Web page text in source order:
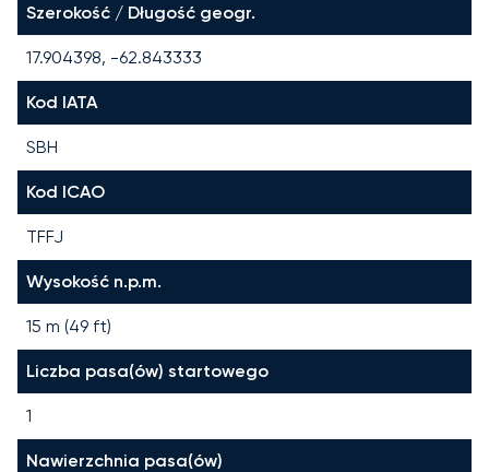
Szerokość / Długość geogr.
17.904398, -62.843333
Kod IATA
SBH
Kod ICAO
TFFJ
Wysokość n.p.m.
15 m (49 ft)
Liczba pasa(ów) startowego
1
Nawierzchnia pasa(ów)